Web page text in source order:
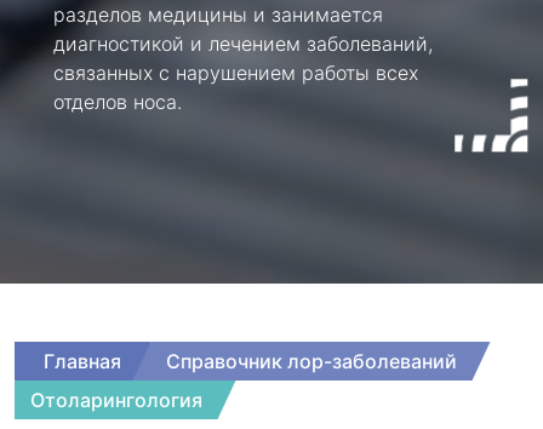
разделов медицины и занимается
диагностикой и лечением заболеваний,
связанных с нарушением работы всех
отделов носа.
Главная
Справочник лор-заболеваний
Отоларингология